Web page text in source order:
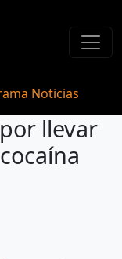
Noticias
llevar